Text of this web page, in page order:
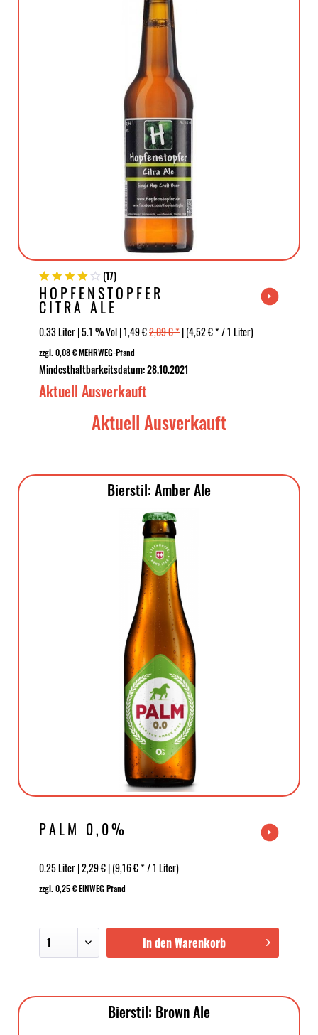
(17)
HOPFENSTOPFER
CITRA ALE
0.33 Liter | 5.1 % Vol | 1,49 €2,09 € *| (4,52 € * / 1 Liter)
zzgl. 0,08 € MEHRWEG-Pfand
Mindesthaltbarkeitsdatum: 28.10.2021
Aktuell Ausverkauft
Aktuell Ausverkauft
Bierstil: Amber Ale
PALM 0,0%
0.25 Liter | 2,29 € | (9,16 € * / 1 Liter)
zzgl. 0,25 € EINWEG Pfand
In den Warenkorb
Bierstil: Brown Ale